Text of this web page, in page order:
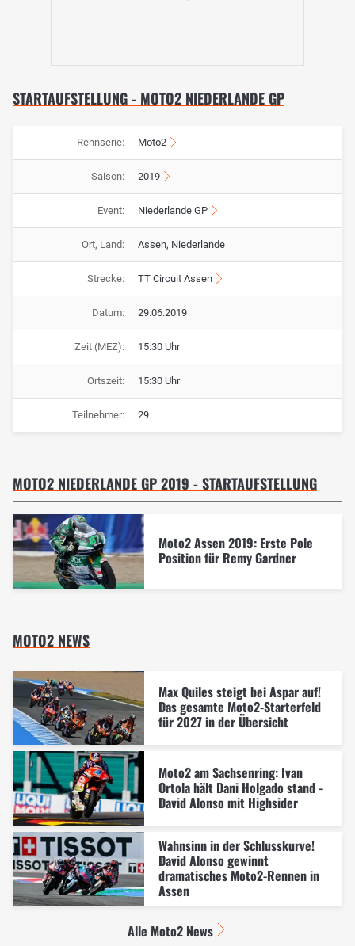
STARTAUFSTELLUNG - MOTO2 NIEDERLANDE GP
Rennserie: Moto2
Saison: 2019
Event: Niederlande GP
Ort, Land: Assen, Niederlande
Strecke: TT Circuit Assen
Datum: 29.06.2019
Zeit (MEZ): 15:30 Uhr
Ortszeit: 15:30 Uhr
Teilnehmer: 29
MOTO2 NIEDERLANDE GP 2019 - STARTAUFSTELLUNG
Moto2 Assen 2019: Erste Pole
Position für Remy Gardner
MOTO2 NEWS
Max Quiles steigt bei Aspar auf!
Das gesamte Moto2-Starterfeld
für 2027 in der Übersicht
Moto2 am Sachsenring: Ivan
Ortola hält Dani Holgado stand -
David Alonso mit Highsider
Wahnsinn in der Schlusskurve!
David Alonso gewinnt
dramatisches Moto2-Rennen in
Assen
Alle Moto2 News